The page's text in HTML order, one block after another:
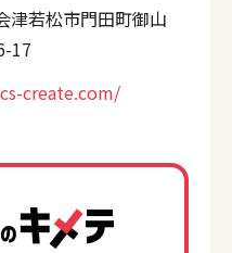
津若松市門田町御山
17
create.com/